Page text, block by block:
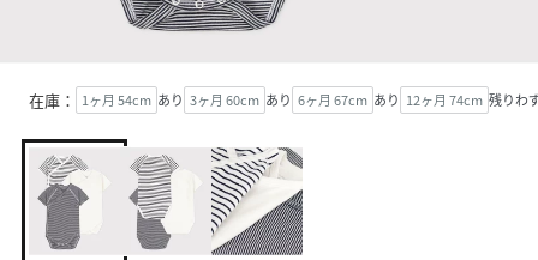
在庫： 1ヶ月 54cm あり 3ヶ月 60cm あり 6ヶ月 67cm あり 12ヶ月 74cm 残りわ